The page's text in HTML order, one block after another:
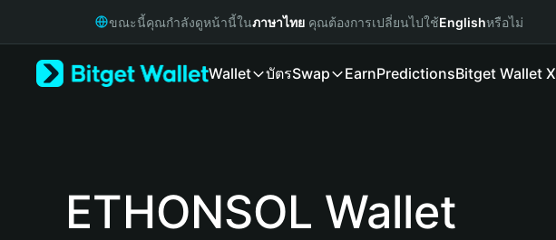
Русский
ขณะนี้คุณกำลังดูหน้านี้ในภาษาไทย คุณต้องการเปลี่ยนไปใช้Englishหรือไม่
Wallet บัตรSwap EarnPredictionsBitget Wallet X
ETHONSOL Wallet